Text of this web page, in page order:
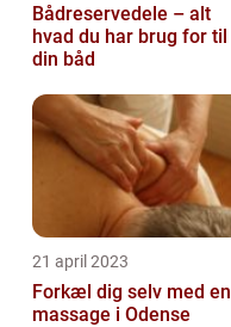
Bådreservedele – alt
hvad du har brug for til
din båd
21 april 2023
Forkæl dig selv med en
massage i Odense